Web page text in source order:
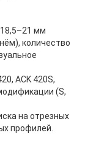
мм
количество
ACK 420S,
(S,
на отрезных
профилей.